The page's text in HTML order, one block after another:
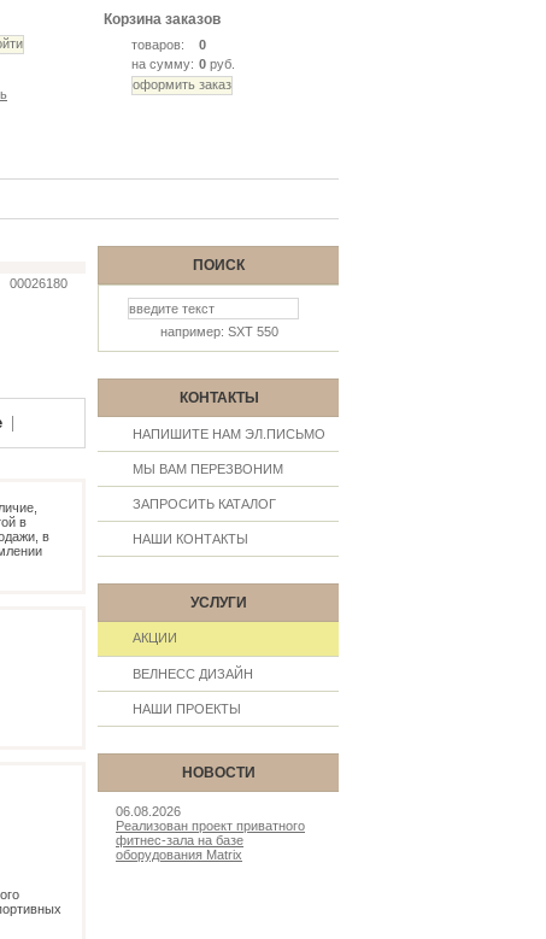
Корзина заказов
товаров:
0
на сумму: 0 руб.
00026180
|
в
в
ПОИСК
например: SXT 550
КОНТАКТЫ
НАПИШИТЕ НАМ ЭЛ.ПИСЬМО
МЫ ВАМ ПЕРЕЗВОНИМ
ЗАПРОСИТЬ КАТАЛОГ
НАШИ КОНТАКТЫ
УСЛУГИ
АКЦИИ
ВЕЛНЕСС ДИЗАЙН
НАШИ ПРОЕКТЫ
НОВОСТИ
06.08.2026
Реализован проект приватного
фитнес-зала на базе
оборудования Matrix